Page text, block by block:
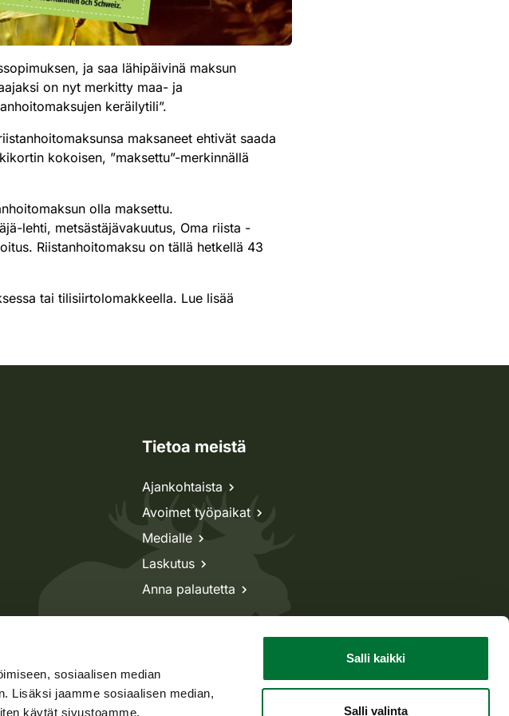
sosiaalisen median
Lisäksi jaamme sosiaalisen median,
käytät sivustoamme.
Salli kaikki
Salli valinta
ja saa lähipäivinä maksun
on nyt merkitty maa- ja
keräilytili”.
maksaneet ehtivät saada
kokoisen, ”maksettu”-merkinnällä
olla maksettu.
lehti, metsästäjävakuutus, Oma riista -
Riistanhoitomaksu on tällä hetkellä 43
tai tilisiirtolomakkeella. Lue lisää
Tietoa meistä
Ajankohtaista
Avoimet työpaikat
Medialle
Laskutus
Anna palautetta